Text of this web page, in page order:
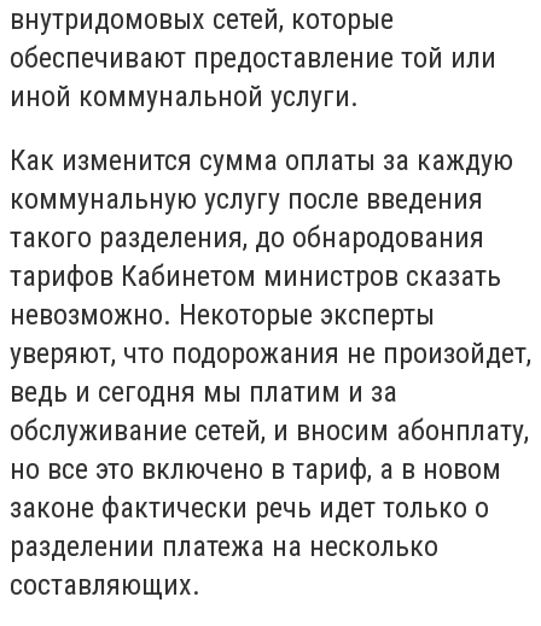
внутридомовых сетей, которые
обеспечивают предоставление той или
иной коммунальной услуги.
Как изменится сумма оплаты за каждую
коммунальную услугу после введения
такого разделения, до обнародования
тарифов Кабинетом министров сказать
невозможно. Некоторые эксперты
уверяют, что подорожания не произойдет,
ведь и сегодня мы платим и за
обслуживание сетей, и вносим абонплату,
но все это включено в тариф, а в новом
законе фактически речь идет только о
разделении платежа на несколько
составляющих.